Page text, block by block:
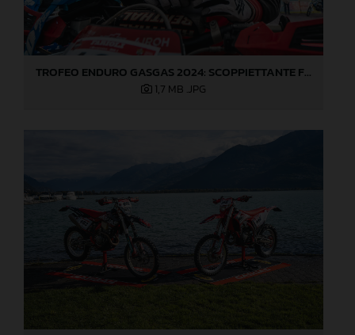
TROFEO ENDURO GASGAS 2024: SCOPPIETTANTE FINALE DI STAGIONE A LOVERE!
1,7 MB .JPG